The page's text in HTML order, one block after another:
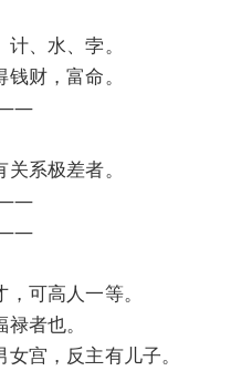
、水、孛。
财，富命。
系极差者。
可高人一等。
者也。
宫，反主有儿子。